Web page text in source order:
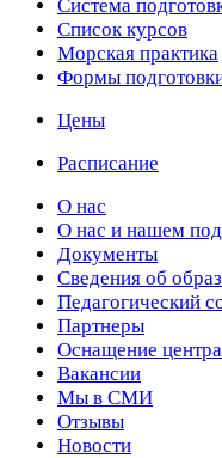
Cистема
Список курсов
Морская практика
Формы
Цены
Расписание
О нас
О нас и нашем
Документы
Сведения об
Педагогический
Партнеры
Оснащение центра
Вакансии
Мы в СМИ
Отзывы
Новости